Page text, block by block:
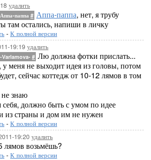
удалить
паппа # Аппа-паппа, нет, я трубу
там остались, напиши в личку
- К полной версии
19:19 удалить
Varlamova- # Лю должна фотки прислать...
у меня не выходит идея из головы, потом
сейчас коттедж от 10-12 лямов в том
знаю
должно быть с умом по идее
из страны и дом им не нужен
- К полной версии
19:20 удалить
лямов возьмёшь?
- К полной версии